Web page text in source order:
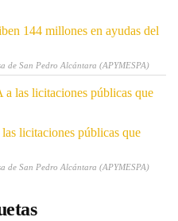
144 millones en ayudas del
de San Pedro Alcántara (APYMESPA)
licitaciones públicas que
de San Pedro Alcántara (APYMESPA)